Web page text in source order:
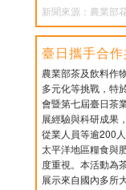
新聞來源：農業部
臺日攜手合
農業部茶及飲料作
多元化等挑戰，特
會暨第七屆臺日茶
展經驗與科研成果
從業人員等逾200
太平洋地區糧食與
度重視。本活動為
展示來自國內多所